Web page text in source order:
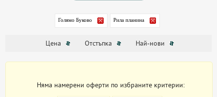
Голямо Буково Рила планина
Цена Отстъпка Най-нови
Няма намерени оферти по избраните критерии: